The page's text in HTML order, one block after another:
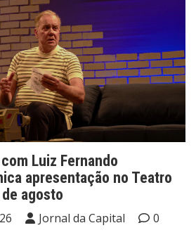
Luiz Fernando
apresentação no Teatro
agosto
Jornal da Capital 0